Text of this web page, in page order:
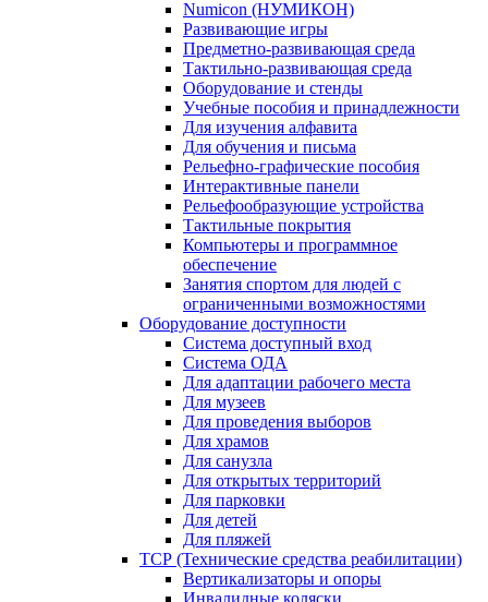
Numicon (НУМИКОН)
Развивающие игры
Предметно-развивающая среда
Тактильно-развивающая среда
Оборудование и стенды
Учебные пособия и принадлежности
Для изучения алфавита
Для обучения и письма
Рельефно-графические пособия
Интерактивные панели
Рельефообразующие устройства
Тактильные покрытия
Компьютеры и программное
обеспечение
Занятия спортом для людей с
ограниченными возможностями
Оборудование доступности
Система доступный вход
Система ОДА
Для адаптации рабочего места
Для музеев
Для проведения выборов
Для храмов
Для санузла
Для открытых территорий
Для парковки
Для детей
Для пляжей
ТСР (Технические средства реабилитации)
Вертикализаторы и опоры